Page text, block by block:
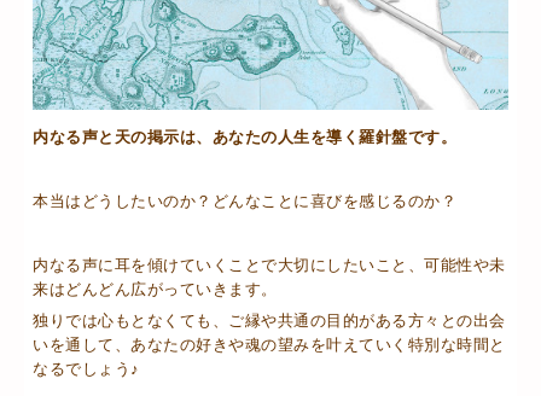
内なる声と天の掲示は、あなたの人生を導く羅針盤です。
本当はどうしたいのか？どんなことに喜びを感じるのか？
内なる声に耳を傾けていくことで大切にしたいこと、可能性や未
来はどんどん広がっていきます。
独りでは心もとなくても、ご縁や共通の目的がある方々との出会
いを通して、あなたの好きや魂の望みを叶えていく特別な時間と
なるでしょう♪